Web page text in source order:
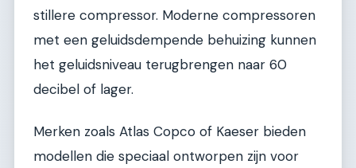
stillere compressor. Moderne compressoren
met een geluidsdempende behuizing kunnen
het geluidsniveau terugbrengen naar 60
decibel of lager.
Merken zoals Atlas Copco of Kaeser bieden
modellen die speciaal ontworpen zijn voor